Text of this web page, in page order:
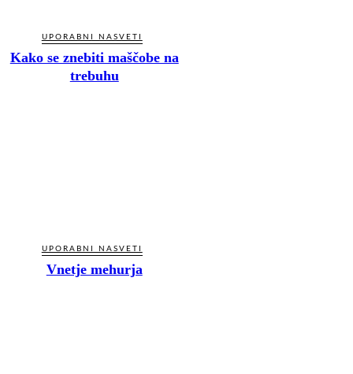
UPORABNI NASVETI
Kako se znebiti maščobe na
trebuhu
UPORABNI NASVETI
Vnetje mehurja